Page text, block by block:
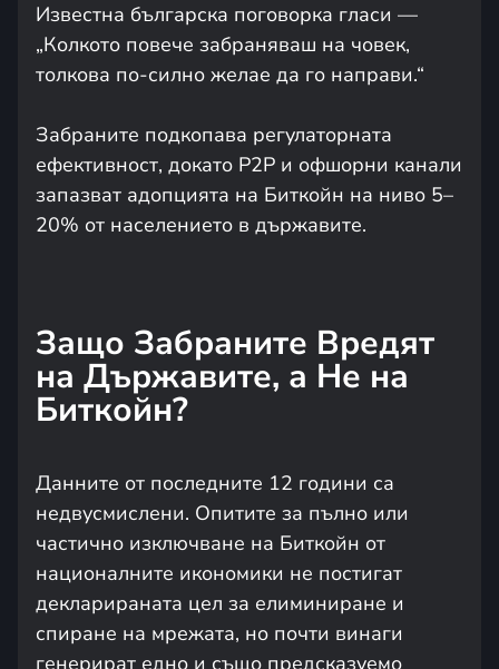
Известна българска поговорка гласи —
„Колкото повече забраняваш на човек,
толкова по-силно желае да го направи.“
Забраните подкопава регулаторната
ефективност, докато P2P и офшорни канали
запазват адопцията на Биткойн на ниво 5–
20% от населението в държавите.
Защо Забраните Вредят
на Държавите, а Не на
Биткойн?
Данните от последните 12 години са
недвусмислени. Опитите за пълно или
частично изключване на Биткойн от
националните икономики не постигат
декларираната цел за елиминиране и
спиране на мрежата, но почти винаги